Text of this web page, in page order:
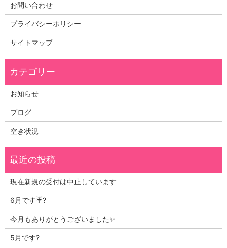
お問い合わせ
プライバシーポリシー
サイトマップ
お知らせ
ブログ
空き状況
現在新規の受付は中止しています
6月です☔?
今月もありがとうございました✨
5月です?